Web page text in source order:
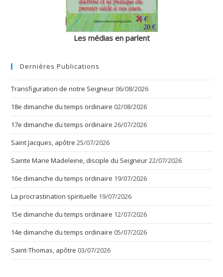
Les médias en parlent
Dernières Publications
Transfiguration de notre Seigneur 06/08/2026
18e dimanche du temps ordinaire 02/08/2026
17e dimanche du temps ordinaire 26/07/2026
Saint Jacques, apôtre 25/07/2026
Sainte Marie Madeleine, disciple du Seigneur22/07/2026
16e dimanche du temps ordinaire 19/07/2026
La procrastination spirituelle 19/07/2026
15e dimanche du temps ordinaire 12/07/2026
14e dimanche du temps ordinaire 05/07/2026
Saint-Thomas, apôtre 03/07/2026